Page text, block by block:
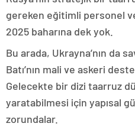
gereken eğitimli personel
2025 baharına dek yok.
Bu arada, Ukrayna’nın da
Batı’nın mali ve askeri
Gelecekte bir dizi taarruz
yaratabilmesi için yapısal
zorundalar.